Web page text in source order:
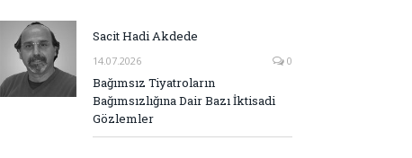
Sacit Hadi Akdede
14.07.2026 0
Bağımsız Tiyatroların
Bağımsızlığına Dair Bazı İktisadi
Gözlemler